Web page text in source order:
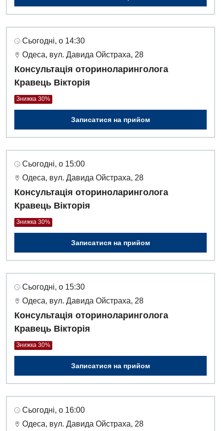
Сьогодні, о 14:30
Одеса, вул. Давида Ойстраха, 28
Консультація оториноларинголога
Кравець Вікторія
Знижка 30%
Записатися на прийом
Сьогодні, о 15:00
Одеса, вул. Давида Ойстраха, 28
Консультація оториноларинголога
Кравець Вікторія
Знижка 30%
Записатися на прийом
Сьогодні, о 15:30
Одеса, вул. Давида Ойстраха, 28
Консультація оториноларинголога
Кравець Вікторія
Знижка 30%
Записатися на прийом
Сьогодні, о 16:00
Одеса, вул. Давида Ойстраха, 28